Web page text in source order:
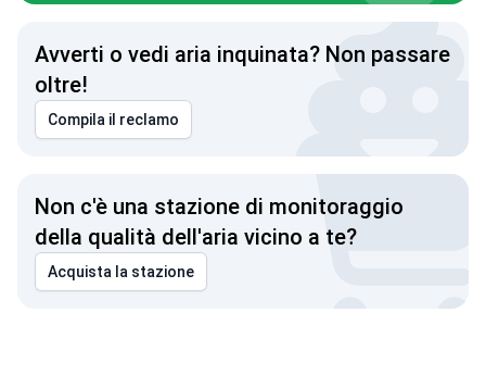
Avverti o vedi aria inquinata? Non passare
oltre!
Compila il reclamo
Non c'è una stazione di monitoraggio
della qualità dell'aria vicino a te?
Acquista la stazione